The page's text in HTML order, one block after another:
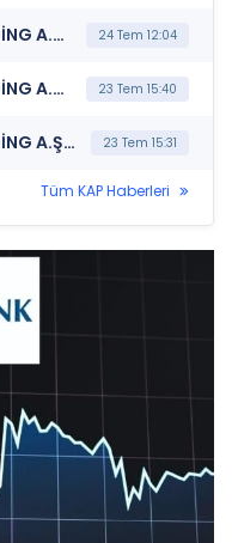
***ENDAE*** ENDA ENERJİ HOLDİNG A.Ş. (Genel Kurul İşlemlerine İlişkin Bildirim) 24 Tem 12:04
***ENDAE*** ENDA ENERJİ HOLDİNG A.Ş. (Şirket Genel Bilgi Formu) 23 Tem 15:40
***ENDAE*** ENDA ENERJİ HOLDİNG A.Ş. (Özel Durum Açıklaması (Genel)) 23 Tem 15:31
Tüm KAP Haberleri